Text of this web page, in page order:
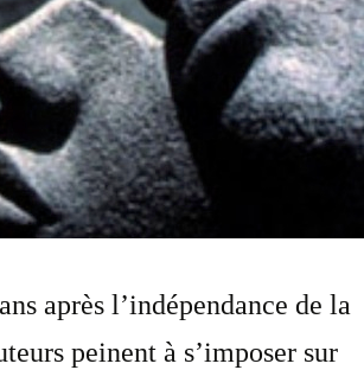
après l’indépendance de la
peinent à s’imposer sur